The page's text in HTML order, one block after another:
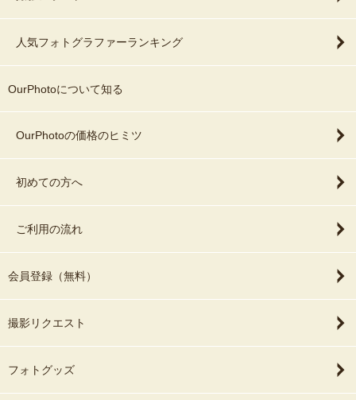
人気フォトグラファーランキング
OurPhotoについて知る
OurPhotoの価格のヒミツ
初めての方へ
ご利用の流れ
会員登録（無料）
撮影リクエスト
フォトグッズ